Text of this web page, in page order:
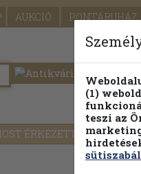
AUKCIÓ PONTÁRUHÁZ
ÉRKEZETT
(1)
teszi az